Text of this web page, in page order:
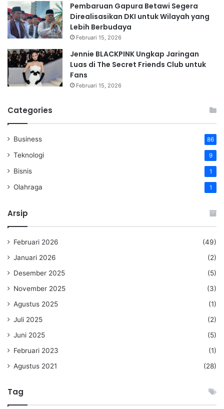
Pembaruan Gapura Betawi Segera
Direalisasikan DKI untuk Wilayah yang
Lebih Berbudaya
Februari 15, 2026
Jennie BLACKPINK Ungkap Jaringan
Luas di The Secret Friends Club untuk
Fans
Februari 15, 2026
Categories
Business 86
Teknologi 9
Bisnis 1
Olahraga 1
Arsip
Februari 2026
(49)
Januari 2026
(2)
Desember 2025
(5)
November 2025
(3)
Agustus 2025
(1)
Juli 2025
(2)
Juni 2025
(5)
Februari 2023
(1)
Agustus 2021
(28)
Tag